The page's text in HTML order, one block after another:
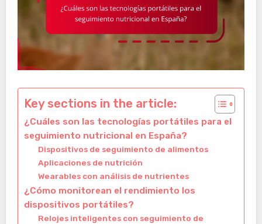
Key sections in the article:
¿Cuáles son las tecnologías portátiles para el
seguimiento nutricional en España?
Dispositivos de seguimiento de alimentos
Aplicaciones de nutrición
Wearables con análisis de nutrientes
¿Cómo monitorean el rendimiento los
dispositivos portátiles?
Relojes inteligentes con seguimiento de